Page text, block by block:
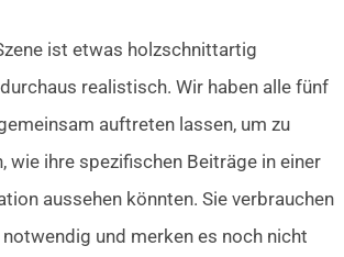
ist etwas holzschnittartig
realistisch. Wir haben alle fünf
auftreten lassen, um zu
wie ihre spezifischen Beiträge in einer
aussehen könnten. Sie verbrauchen
und merken es noch nicht